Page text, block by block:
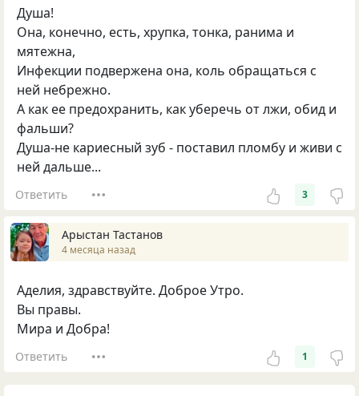
Душа!
Она, конечно, есть, хрупка, тонка, ранима и
мятежна,
Инфекции подвержена она, коль обращаться с
ней небрежно.
А как ее предохранить, как уберечь от лжи, обид и
фальши?
Душа-не кариесный зуб - поставил пломбу и живи с
ней дальше...
Ответить 3
Арыстан Тастанов
4 месяца назад
Аделия, здравствуйте. Доброе Утро.
Вы правы.
Мира и Добра!
Ответить 1